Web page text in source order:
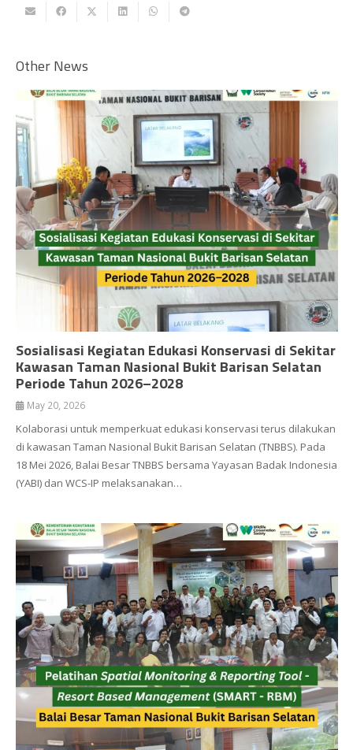
Other News
Sosialisasi Kegiatan Edukasi Konservasi di Sekitar
Kawasan Taman Nasional Bukit Barisan Selatan
Periode Tahun 2026–2028
May 20, 2026
Kolaborasi untuk memperkuat edukasi konservasi terus dilakukan
di kawasan Taman Nasional Bukit Barisan Selatan (TNBBS). Pada
18 Mei 2026, Balai Besar TNBBS bersama Yayasan Badak Indonesia
(YABI) dan WCS-IP melaksanakan…